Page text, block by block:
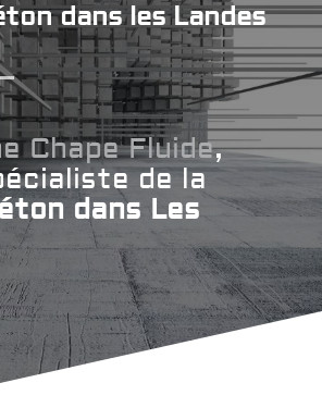
dans les Landes
Chape Fluide,
de la
dans Les